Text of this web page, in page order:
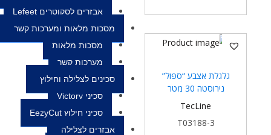
אבזרים לסקוטרים Lefeet
מסכות מלאות ומערכות קשר
מסכות מלאות
מערכות קשר
סכינים לצלילה וחילוץ
סכיני Victory
סכיני חילוץ EezyCut
אבזרים לצלילה
גלגלת אצבע “ספול”
נירוסטה 30 מטר
TecLine
T03188-3